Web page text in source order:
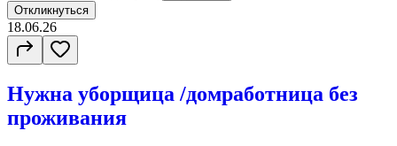
Откликнуться
18.06.26
Нужна уборщица /домработница без
проживания